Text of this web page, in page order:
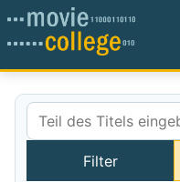
Teil des Titels eingeben
Filter